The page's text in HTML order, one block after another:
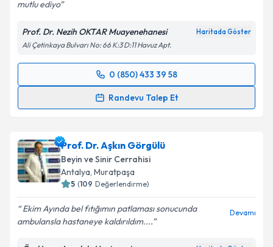
kapsamda işlenmesini kabul ediyorum.
Takvim Talebini Gönder
mutlu ediyo
Prof. Dr. Nezih OKTAR Muayenehanesi Haritada Göster
Ali Çetinkaya Bulvarı No: 66 K:3 D:11 Havuz Apt.
0 (850) 433 39 58
Randevu Talep Et
Randevu Takvimi Talebi
takvim hazırlandığında e-posta ile bilgilendireceğiz.
E-posta Adresiniz
Kişisel verilerimin işlenmesine ilişkin
Prof. Dr. Aşkın Görgülü
Beyin ve Sinir Cerrahisi
Antalya, Muratpaşa
5 (109 Değerlendirme)
Ekim Ayında bel fıtığımın patlaması sonucunda
ambulansla hastaneye kaldırıldım....
Devamı